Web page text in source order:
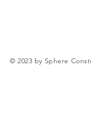
© 2023 by Sphere